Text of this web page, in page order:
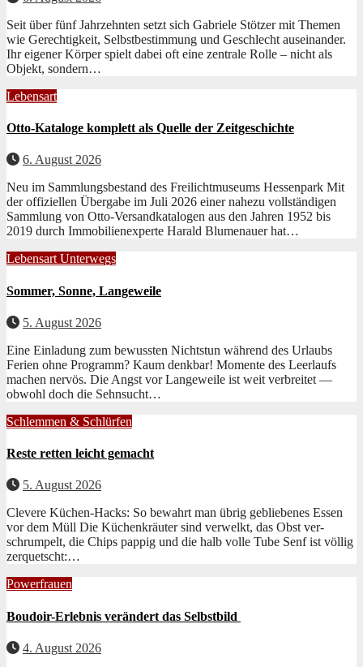
Seit über fünf Jahrzehn­ten set­zt sich Gabriele Stötzer mit The­men
wie Gerechtigkeit, Selb­st­bes­tim­mung und Geschlecht auseinan­der.
Ihr eigen­er Kör­p­er spielt dabei oft eine zen­trale Rolle – nicht als
Objekt, son­dern…
Lebensart
Otto-Kataloge komplett als Quelle der Zeitgeschichte
6. August 2026
Neu im Sammlungsbestand des Freilichtmuseums Hessenpark Mit
der offiziellen Über­gabe im Juli 2026 ein­er nahezu voll­ständi­gen
Samm­lung von Otto-Ver­sand­kat­a­lo­gen aus den Jahren 1952 bis
2019 durch Immo­bilienex­perte Har­ald Blu­me­nauer hat…
Lebensart Unterwegs
Sommer, Sonne, Langeweile
5. August 2026
Eine Einladung zum bewussten Nichtstun während des Urlaubs
Ferien ohne Pro­gramm? Kaum denkbar! Momente des Leer­laufs
machen nervös. Die Angst vor Langeweile ist weit ver­bre­it­et —
obwohl doch die Sehn­sucht…
Schlemmen & Schlürfen
Reste retten leicht gemacht
5. August 2026
Clevere Küchen-Hacks: So bewahrt man übrig gebliebenes Essen
vor dem Müll Die Küchenkräuter sind ver­welkt, das Obst ver­
schrumpelt, die Chips pap­pig und die halb volle Tube Senf ist völ­lig
zer­quetscht:…
Powerfrauen
Boudoir-Erlebnis verändert das Selbstbild
4. August 2026